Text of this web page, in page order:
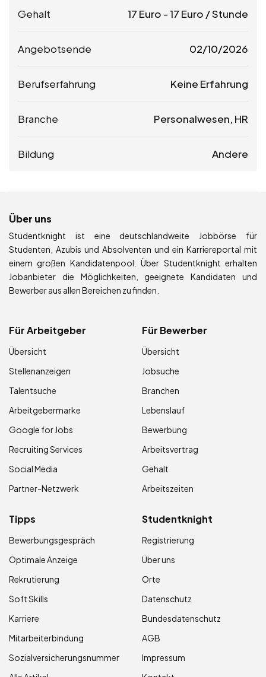
Gehalt 17 Euro -17 Euro / Stunde
Angebotsende 02/10/2026
Berufserfahrung Keine Erfahrung
Branche Personalwesen, HR
Bildung Andere
Über uns
Studentknight ist eine deutschlandweite Jobbörse für
Studenten, Azubis und Absolventen und ein Karriereportal mit
einem großen Kandidatenpool. Über Studentknight erhalten
Jobanbieter die Möglichkeiten, geeignete Kandidaten und
Bewerber aus allen Bereichen zu finden.
Für Arbeitgeber
Übersicht
Stellenanzeigen
Talentsuche
Arbeitgebermarke
Google for Jobs
Recruiting Services
Social Media
Partner-Netzwerk
Für Bewerber
Übersicht
Jobsuche
Branchen
Lebenslauf
Bewerbung
Arbeitsvertrag
Gehalt
Arbeitszeiten
Tipps
Bewerbungsgespräch
Optimale Anzeige
Rekrutierung
Soft Skills
Karriere
Mitarbeiterbindung
Sozialversicherungsnummer
Studentknight
Registrierung
Über uns
Orte
Datenschutz
Bundesdatenschutz
AGB
Impressum